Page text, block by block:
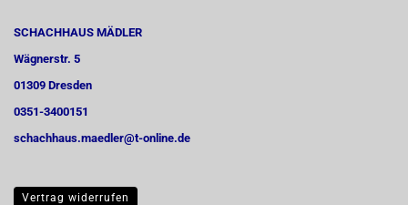
SCHACHHAUS MÄDLER
Wägnerstr. 5
01309 Dresden
0351-3400151
schachhaus.maedler@t-online.de
Vertrag widerrufen